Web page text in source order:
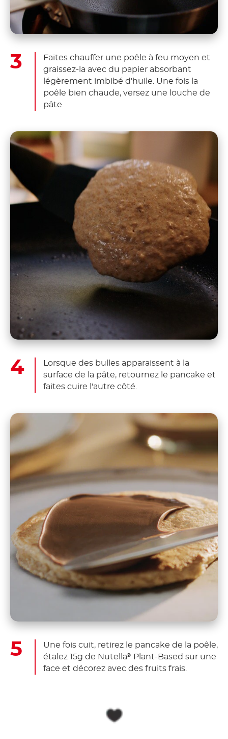
Faites chauffer une poêle à feu moyen et
graissez-la avec du papier absorbant
légèrement imbibé d'huile. Une fois la
poêle bien chaude, versez une louche de
pâte.
Lorsque des bulles apparaissent à la
surface de la pâte, retournez le pancake et
faites cuire l'autre côté.
Une fois cuit, retirez le pancake de la poêle,
étalez 15g de Nutella®
Plant-Based sur une
face et décorez avec des fruits frais.